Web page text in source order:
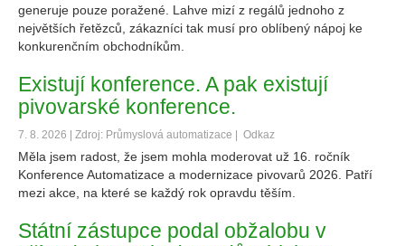
generuje pouze poražené. Lahve mizí z regálů jednoho z
největších řetězců, zákazníci tak musí pro oblíbený nápoj ke
konkurenčním obchodníkům.
Existují konference. A pak existují
pivovarské konference.
7. 8. 2026 | Zdroj: Průmyslová automatizace | Odkaz
Měla jsem radost, že jsem mohla moderovat už 16. ročník
Konference Automatizace a modernizace pivovarů 2026. Patří
mezi akce, na které se každý rok opravdu těším.
Státní zástupce podal obžalobu v